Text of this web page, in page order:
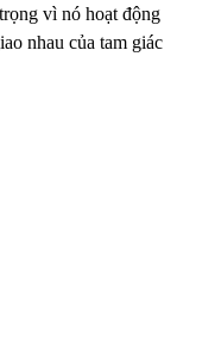
vì nó hoạt động
nhau của tam giác